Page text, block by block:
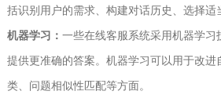
括识别用户的需求、构建对话历史、选择适
机器学习： 一些在线客服系统采用机器学习
提供更准确的答案。机器学习可以用于改进
类、问题相似性匹配等方面。